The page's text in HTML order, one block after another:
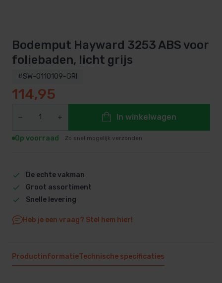
Bodemput Hayward 3253 ABS voor
foliebaden, licht grijs
#SW-0110109-GRI
114,95
In winkelwagen
Op voorraad Zo snel mogelijk verzonden
De echte vakman
Groot assortiment
Snelle levering
Heb je een vraag? Stel hem hier!
ProductinformatieTechnische specificaties